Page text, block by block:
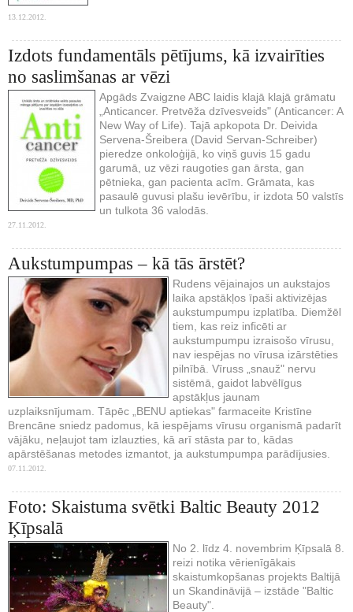
13.12.2012.
Izdots fundamentāls pētījums, kā izvairīties
no saslimšanas ar vēzi
Apgāds Zvaigzne ABC laidis klajā klajā grāmatu
„Anticancer. Pretvēža dzīvesveids" (Anticancer: A
New Way of Life). Tajā apkopota Dr. Deivida
Servena-Šreibera (David Servan-Schreiber)
pieredze onkoloģijā, ko viņš guvis 15 gadu
garumā, uz vēzi raugoties gan ārsta, gan
pētnieka, gan pacienta acīm. Grāmata, kas
pasaulē guvusi plašu ievērību, ir izdota 50 valstīs
un tulkota 36 valodās.
27.11.2012.
Aukstumpumpas – kā tās ārstēt?
Rudens vējainajos un aukstajos
laika apstākļos īpaši aktivizējas
aukstumpumpu izplatība. Diemžēl
tiem, kas reiz inficēti ar
aukstumpumpu izraisošo vīrusu,
nav iespējas no vīrusa izārstēties
pilnībā. Vīruss „snauž" nervu
sistēmā, gaidot labvēlīgus
apstākļus jaunam
uzplaiksnījumam. Tāpēc „BENU aptiekas" farmaceite Kristīne
Brencāne sniedz padomus, kā iespējams vīrusu organismā padarīt
vājāku, neļaujot tam izlauzties, kā arī stāsta par to, kādas
apārstēšanas metodes izmantot, ja aukstumpumpa parādījusies.
07.11.2012.
Foto: Skaistuma svētki Baltic Beauty 2012
Ķīpsalā
No 2. līdz 4. novembrim Ķīpsalā 8.
reizi notika vērienīgākais
skaistumkopšanas projekts Baltijā
un Skandināvijā – izstāde "Baltic
Beauty".